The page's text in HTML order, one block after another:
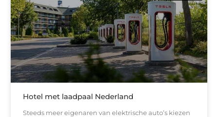
Hotel met laadpaal Nederland
Steeds meer eigenaren van elektrische auto’s kiezen